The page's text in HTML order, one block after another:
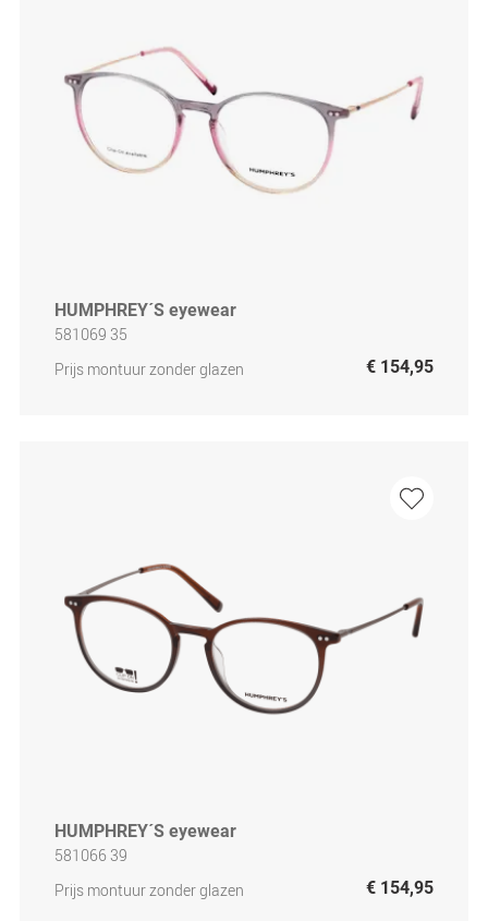
HUMPHREY´S eyewear
581069 35
Prijs montuur zonder glazen
€ 154,95
HUMPHREY´S eyewear
581066 39
Prijs montuur zonder glazen
€ 154,95